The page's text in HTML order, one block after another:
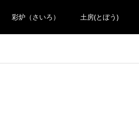
彩炉（さいろ） 土房(とぼう)